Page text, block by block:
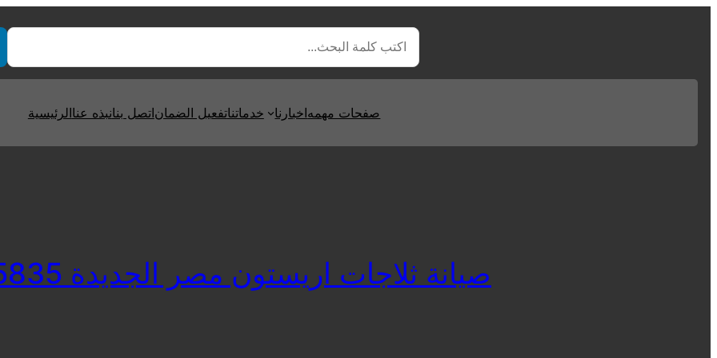
الرئيسيةنبذه عنااتصل بناتفعيل الضمانخدماتنا اخبارناصفحات مهمه
صيانة ثلاجات اريستون مصر الجديدة 01093055835